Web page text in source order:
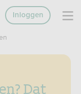
Inloggen
Dat